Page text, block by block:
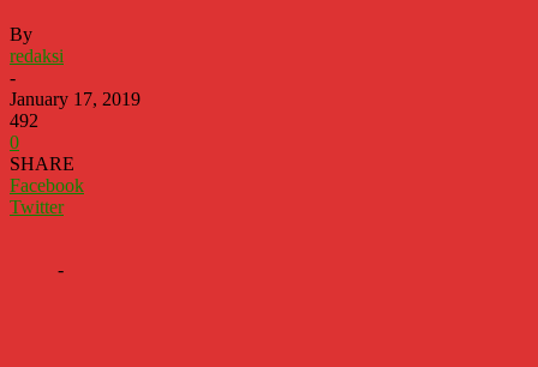
By
redaksi
-
January 17, 2019
492
0
SHARE
Facebook
Twitter
-